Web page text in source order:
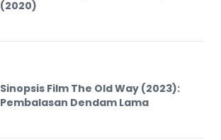
(2020)
Sinopsis Film The Old Way (2023):
Pembalasan Dendam Lama